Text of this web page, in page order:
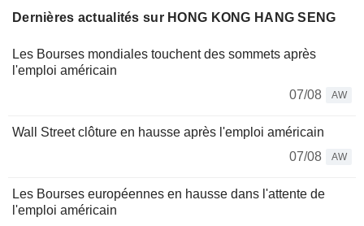
Dernières actualités sur HONG KONG HANG SENG
Les Bourses mondiales touchent des sommets après
l'emploi américain
07/08
AW
Wall Street clôture en hausse après l'emploi américain
07/08
AW
Les Bourses européennes en hausse dans l'attente de
l'emploi américain